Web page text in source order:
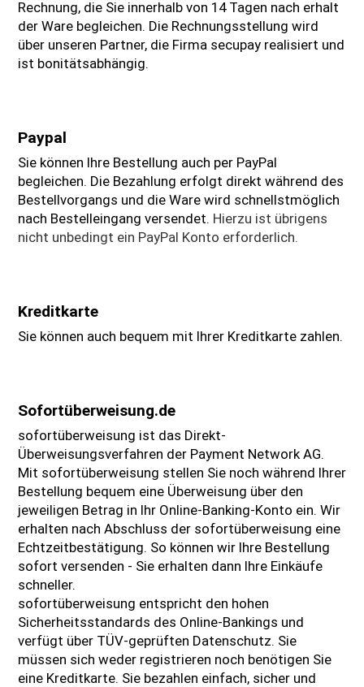
Rechnung, die Sie innerhalb von 14 Tagen nach erhalt
der Ware begleichen. Die Rechnungsstellung wird
über unseren Partner, die Firma secupay realisiert und
ist bonitätsabhängig.
Paypal
Sie können Ihre Bestellung auch per PayPal
begleichen. Die Bezahlung erfolgt direkt während des
Bestellvorgangs und die Ware wird schnellstmöglich
nach Bestelleingang versendet. Hierzu ist übrigens
nicht unbedingt ein PayPal Konto erforderlich.
Kreditkarte
Sie können auch bequem mit Ihrer Kreditkarte zahlen.
Sofortüberweisung.de
sofortüberweisung ist das Direkt-
Überweisungsverfahren der Payment Network AG.
Mit sofortüberweisung stellen Sie noch während Ihrer
Bestellung bequem eine Überweisung über den
jeweiligen Betrag in Ihr Online-Banking-Konto ein. Wir
erhalten nach Abschluss der sofortüberweisung eine
Echtzeitbestätigung. So können wir Ihre Bestellung
sofort versenden - Sie erhalten dann Ihre Einkäufe
schneller.
sofortüberweisung entspricht den hohen
Sicherheitsstandards des Online-Bankings und
verfügt über TÜV-geprüften Datenschutz. Sie
müssen sich weder registrieren noch benötigen Sie
eine Kreditkarte. Sie bezahlen einfach, sicher und